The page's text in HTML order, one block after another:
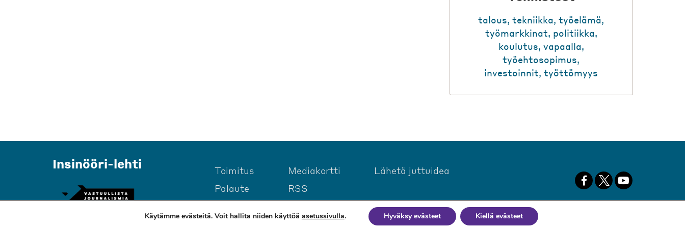
talous,tekniikka,työelämä,
työmarkkinat, politiikka,
koulutus, vapaalla,
työehtosopimus,
investoinnit,työttömyys
Insinööri-lehti
Toimitus
Palaute
Mediakortti
RSS
Lähetä juttuidea
Käytämme evästeitä. Voit hallita niiden käyttöä asetussivulla. Hyväksy evästeet Kiellä evästeet